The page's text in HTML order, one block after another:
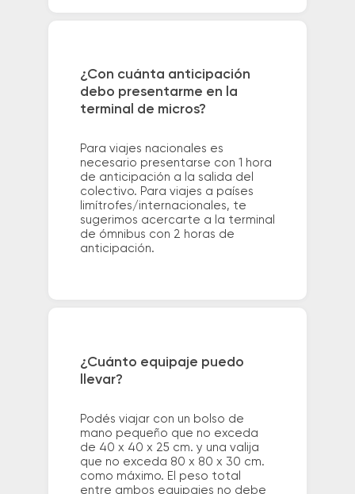
¿Con cuánta anticipación
debo presentarme en la
terminal de micros?
Para viajes nacionales es
necesario presentarse con 1 hora
de anticipación a la salida del
colectivo. Para viajes a países
limítrofes/internacionales, te
sugerimos acercarte a la terminal
de ómnibus con 2 horas de
anticipación.
¿Cuánto equipaje puedo
llevar?
Podés viajar con un bolso de
mano pequeño que no exceda
de 40 x 40 x 25 cm. y una valija
que no exceda 80 x 80 x 30 cm.
como máximo. El peso total
entre ambos equipajes no debe